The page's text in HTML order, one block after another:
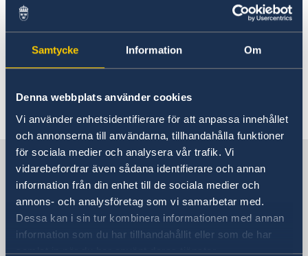
Samtycke Information Om
Denna webbplats använder cookies
Vi använder enhetsidentifierare för att anpassa innehållet
och annonserna till användarna, tillhandahålla funktioner
för sociala medier och analysera vår trafik. Vi
vidarebefordrar även sådana identifierare och annan
information från din enhet till de sociala medier och
annons- och analysföretag som vi samarbetar med.
Dessa kan i sin tur kombinera informationen med annan
information som du har tillhandahållit eller som de har
samlat in när du har använt deras tjänster.
Applications for Schengen visas - changes
Adoption
Calendar
Embassy will be closed on Tuesday, 23
September and Wednesday, 24
September. We are open for public
again on Thursday, 25 September.
Sweden in Serbia
Embassy
Visiting address